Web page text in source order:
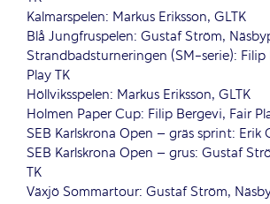
Kalmarspelen: Markus Eriksson, GLTK
Blå Jungfruspelen: Gustaf Ström,
Strandbadsturneringen (SM-serie): Filip
Play TK
Höllviksspelen: Markus Eriksson, GLTK
Holmen Paper Cup: Filip Bergevi, Fair
SEB Karlskrona Open – gräs sprint: Erik
SEB Karlskrona Open – grus: Gustaf
TK
Växjö Sommartour: Gustaf Ström,